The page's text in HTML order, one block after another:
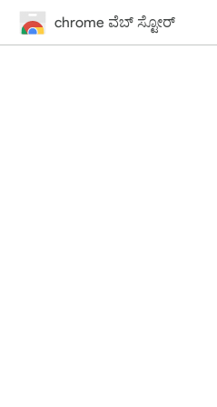
chrome ವೆಬ್‌ ಸ್ಟೋರ್‌